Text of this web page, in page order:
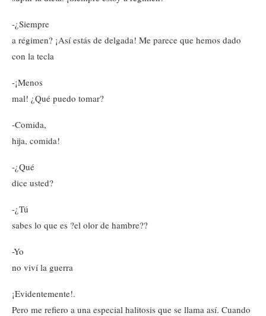
-¿Siempre
a régimen? ¡Así estás de delgada! Me parece que hemos dado
con la tecla
-¡Menos
mal! ¿Qué puedo tomar?
-Comida,
hija, comida!
-¿Qué
dice usted?
-¿Tú
sabes lo que es ?el olor de hambre??
-Yo
no viví la guerra
¡Evidentemente!.
Pero me refiero a una especial halitosis que se llama así. Cuando